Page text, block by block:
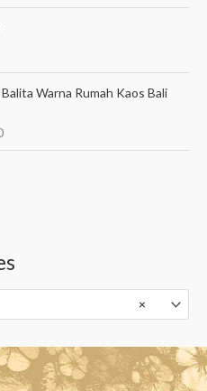
h
i
g
g
5
0
Warna Rumah Kaos Bali
e
t
g
R
5
2
×